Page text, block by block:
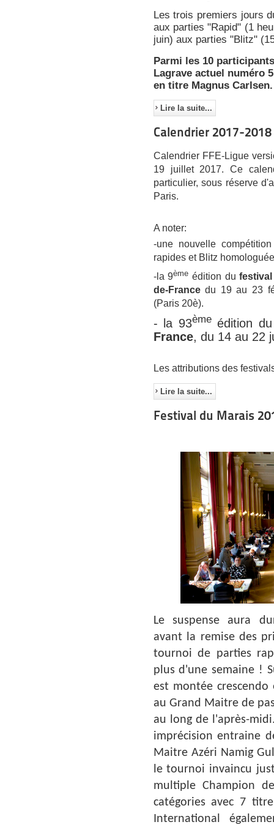
Les trois premiers jours
aux parties "Rapid" (1
juin) aux parties "Blitz"
Parmi les 10
Lagrave actuel numéro
en titre Magnus Carlsen.
Lire la suite...
Calendrier 2017-2018
Calendrier FFE-Ligue
19 juillet 2017. Ce
particulier, sous réserve
Paris.
A noter:
-une nouvelle
rapides et Blitz
-la 9ème édition du
de-Francedu 19 au 23
(Paris 20è).
- la 93èmeédition
France, du 14 au 22
Les attributions des
Lire la suite...
Festival du Marais
Le suspense aura
avant la remise des
tournoi de parties
plus d'une semaine !
est montée
au Grand Maitre de
au long de l'après-
imprécision entraine
Maitre Azéri Namig
le tournoi invaincu
multiple Champion
catégories avec 7
International